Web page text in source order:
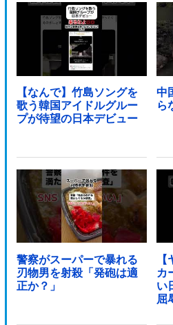
【なんで】竹島ソングを
歌う韓国アイドルグルー
プが待望の日本デビュー
中
ら
警察がスーパーで暴れる
刃物男を射殺「発砲は適
正か？」
カ
い
屈